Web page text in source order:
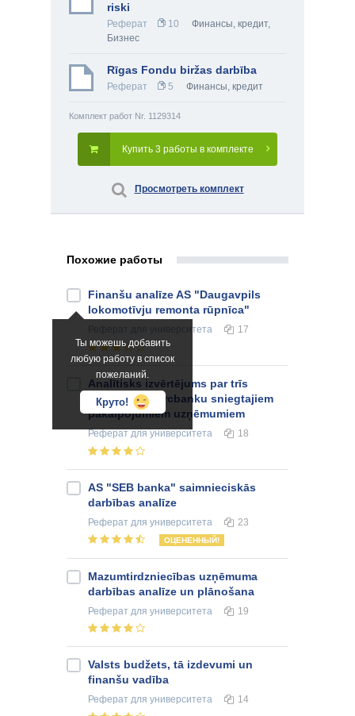
riski
Реферат 10 Финансы, кредит,
Бизнес
Rīgas Fondu biržas darbība
Реферат 5 Финансы, кредит
Комплект работ Nr. 1129314
Купить 3 работы в комплекте
Просмотреть комплект
Похожие работы
Ты можешь добавить
любую работу в список
пожеланий.
Круто!
Finanšu analīze AS "Daugavpils
lokomotīvju remonta rūpnīca"
для университета 17
Analītisks izvērtējums par trīs
Latvijas komercbanku sniegtajiem
pakalpojumiem uzņēmumiem
Рефератдля университета 18
AS "SEB banka" saimnieciskās
darbības analīze
Реферат для университета 23
ОЦЕНЕННЫЙ!
Mazumtirdzniecības uzņēmuma
darbības analīze un plānošana
Реферат для университета 19
Valsts budžets, tā izdevumi un
finanšu vadība
Реферат для университета 14